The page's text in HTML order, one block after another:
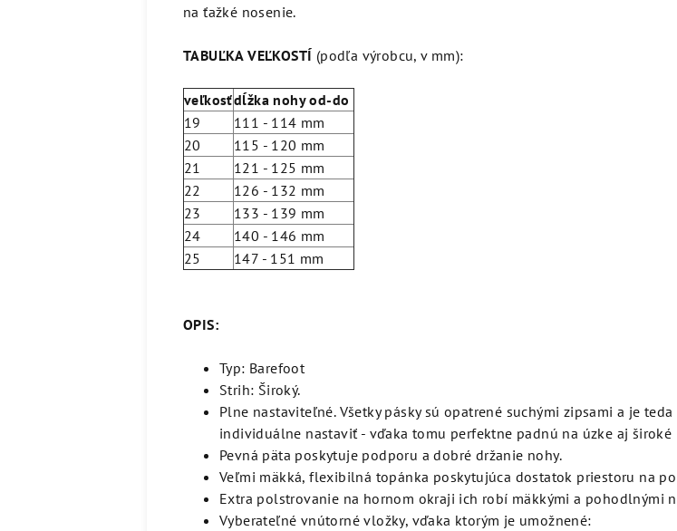
na ťažké nosenie.
TABUĽKA VEĽKOSTÍ (podľa výrobcu, v mm):
veľkosťdĺžka nohy od-do
19
111 - 114 mm
20
115 - 120 mm
21
121 - 125 mm
22
126 - 132 mm
23
133 - 139 mm
24
140 - 146 mm
25
147 - 151 mm
OPIS:
Typ: Barefoot
Strih: Široký.
Plne nastaviteľné. Všetky pásky sú opatrené suchými zipsami a je
individuálne nastaviť - vďaka tomu perfektne padnú na úzke aj široké
Pevná päta poskytuje podporu a dobré držanie nohy.
Veľmi mäkká, flexibilná topánka poskytujúca dostatok priestoru na
Extra polstrovanie na hornom okraji ich robí mäkkými a pohodlnými
Vyberateľné vnútorné vložky, vďaka ktorým je umožnené: